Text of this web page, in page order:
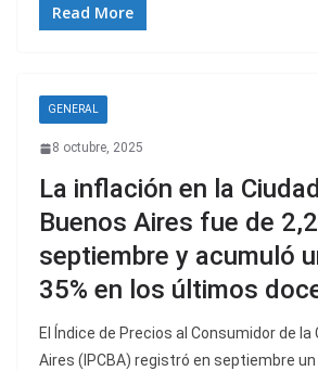
Read More
GENERAL
8 octubre, 2025
La inflación en la
Buenos Aires fue de
septiembre y acumuló
35% en los últimos
El Índice de Precios al Consumidor de la
Aires (IPCBA) registró en septiembre